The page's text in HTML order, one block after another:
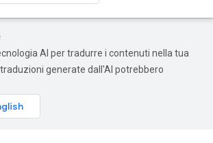
AI per tradurre i contenuti nella tua
generate dall'AI potrebbero